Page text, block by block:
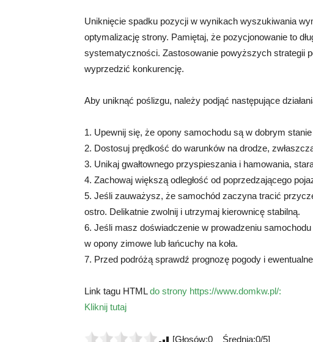
Uniknięcie spadku pozycji w wynikach wyszukiwania
optymalizację strony. Pamiętaj, że pozycjonowanie to
systematyczności. Zastosowanie powyższych strategii
wyprzedzić konkurencję.
Aby uniknąć poślizgu, należy podjąć następujące
1. Upewnij się, że opony samochodu są w dobrym
2. Dostosuj prędkość do warunków na drodze,
3. Unikaj gwałtownego przyspieszania i hamowania,
4. Zachowaj większą odległość od poprzedzającego
5. Jeśli zauważysz, że samochód zaczyna tracić
ostro. Delikatnie zwolnij i utrzymaj kierownicę stabilną.
6. Jeśli masz doświadczenie w prowadzeniu
w opony zimowe lub łańcuchy na koła.
7. Przed podróżą sprawdź prognozę pogody i
Link tagu HTMLdo strony https://www.domkw.pl/:
Kliknij tutaj
[Głosów:0 Średnia:0/5]